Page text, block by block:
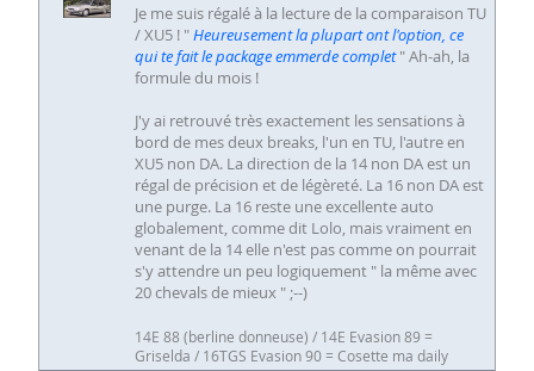
Je me suis régalé à la lecture de la comparaison TU
/ XU5 ! "Heureusement la plupart ont l'option, ce
qui te fait le package emmerde complet" Ah-ah, la
formule du mois !
J'y ai retrouvé très exactement les sensations à
bord de mes deux breaks, l'un en TU, l'autre en
XU5 non DA. La direction de la 14 non DA est un
régal de précision et de légèreté. La 16 non DA est
une purge. La 16 reste une excellente auto
globalement, comme dit Lolo, mais vraiment en
venant de la 14 elle n'est pas comme on pourrait
s'y attendre un peu logiquement " la même avec
20 chevals de mieux " ;--)
14E 88 (berline donneuse) / 14E Evasion 89 =
Griselda / 16TGS Evasion 90 = Cosette ma daily